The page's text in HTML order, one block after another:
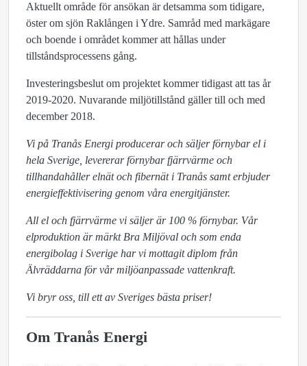
Aktuellt område för ansökan är detsamma som tidigare,
öster om sjön Raklången i Ydre. Samråd med markägare
och boende i området kommer att hållas under
tillståndsprocessens gång.
Investeringsbeslut om projektet kommer tidigast att tas år
2019-2020. Nuvarande miljötillstånd gäller till och med
december 2018.
Vi på Tranås Energi producerar och säljer förnybar el i
hela Sverige, levererar förnybar fjärrvärme och
tillhandahåller elnät och fibernät i Tranås samt erbjuder
energieffektivisering genom våra energitjänster.
All el och fjärrvärme vi säljer är 100 % förnybar. Vår
elproduktion är märkt Bra Miljöval och som enda
energibolag i Sverige har vi mottagit diplom från
Älvräddarna för vår miljöanpassade vattenkraft.
Vi bryr oss, till ett av Sveriges bästa priser!
Om Tranås Energi